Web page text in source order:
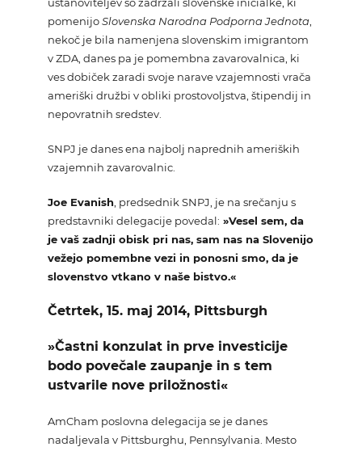
pomenijoSlovenska Narodna Podporna Jednota,
nekoč je bila namenjena slovenskim imigrantom
v ZDA, danes pa je pomembna zavarovalnica, ki
ves dobiček zaradi svoje narave vzajemnosti vrača
ameriški družbi v obliki prostovoljstva, štipendij in
nepovratnih sredstev.
SNPJ je danes ena najbolj naprednih ameriških
vzajemnih zavarovalnic.
Joe Evanish , predsednik SNPJ, je na srečanju s
predstavniki delegacije povedal: »Vesel sem, da
je vaš zadnji obisk pri nas, sam nas na Slovenijo
vežejo pomembne vezi in ponosni smo, da je
slovenstvo vtkano v naše bistvo.«
Četrtek, 15. maj 2014, Pittsburgh
»Častni konzulat in prve investicije
bodo povečale zaupanje in s tem
ustvarile nove priložnosti«
AmCham poslovna delegacija se je danes
nadaljevala v Pittsburghu, Pennsylvania. Mesto